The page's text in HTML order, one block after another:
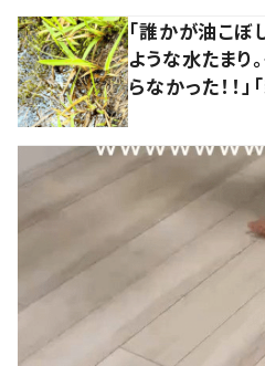
「誰かが油こ
ような水たま
らなかった！！